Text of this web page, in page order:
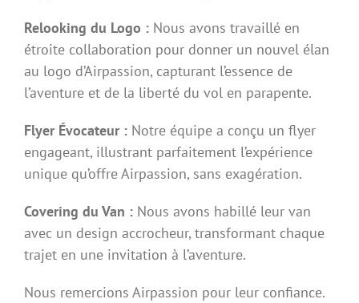
Relooking du Logo :Nous avons travaillé en
étroite collaboration pour donner un nouvel élan
au logo d’Airpassion, capturant l’essence de
l’aventure et de la liberté du vol en parapente.
Flyer Évocateur :Notre équipe a conçu un flyer
engageant, illustrant parfaitement l’expérience
unique qu’offre Airpassion, sans exagération.
Covering du Van :Nous avons habillé leur van
avec un design accrocheur, transformant chaque
trajet en une invitation à l’aventure.
Nous remercions Airpassion pour leur confiance.